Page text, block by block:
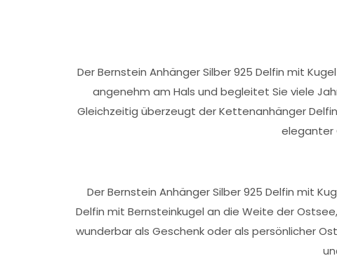
Der Bernstein Anhänger Silber 925 Delfin mit
angenehm am Hals und begleitet Sie viele
Gleichzeitig überzeugt der Kettenanhänger
eleganter
Der Bernstein Anhänger Silber 925 Delfin mit
Delfin mit Bernsteinkugel an die Weite der
wunderbar als Geschenk oder als persönlicher